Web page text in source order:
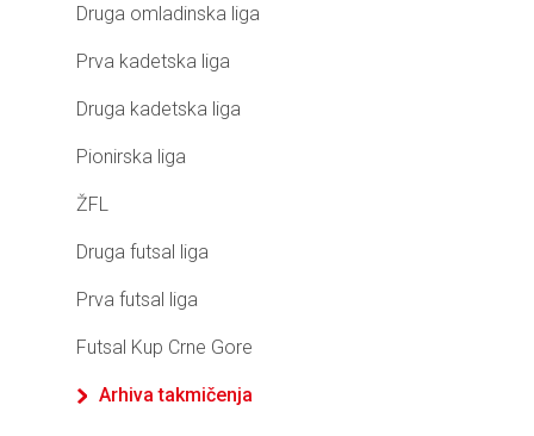
Druga omladinska liga
Prva kadetska liga
Druga kadetska liga
Pionirska liga
ŽFL
Druga futsal liga
Prva futsal liga
Futsal Kup Crne Gore
Arhiva takmičenja